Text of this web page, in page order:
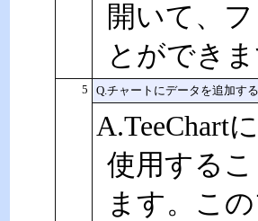
開いて、
とができ
5 Q.チャートにデータを追加す
A.TeeChart
使用する
ます。こ